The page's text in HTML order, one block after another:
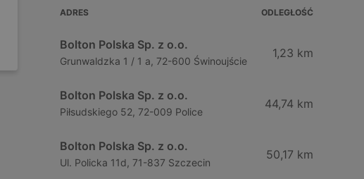
ADRES ODLEGŁOŚĆ
Bolton Polska Sp. z o.o.
Grunwaldzka 1 / 1 a, 72-600 Świnoujście
1,23 km
Bolton Polska Sp. z o.o.
Piłsudskiego 52, 72-009 Police
44,74 km
Bolton Polska Sp. z o.o.
Ul. Policka 11d, 71-837 Szczecin
50,17 km